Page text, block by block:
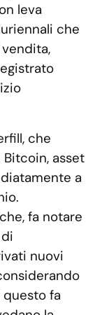
leva
che
che
asset
a
fa notare
nuovi
fa